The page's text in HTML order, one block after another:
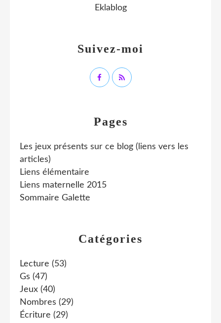
Catégories
Lecture (53)
Gs (47)
Jeux (40)
Nombres (29)
Écriture (29)
Pages
Les jeux présents sur ce blog (liens vers les
articles)
Liens élémentaire
Liens maternelle 2015
Sommaire Galette
Suivez-moi
Eklablog